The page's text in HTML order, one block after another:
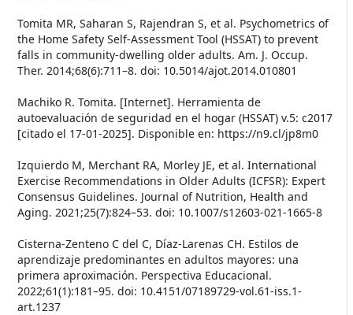
Tomita MR, Saharan S, Rajendran S, et al. Psychometrics of
the Home Safety Self-Assessment Tool (HSSAT) to prevent
falls in community-dwelling older adults. Am. J. Occup.
Ther. 2014;68(6):711–8. doi: 10.5014/ajot.2014.010801
Machiko R. Tomita. [Internet]. Herramienta de
autoevaluación de seguridad en el hogar (HSSAT) v.5: c2017
[citado el 17-01-2025]. Disponible en: https://n9.cl/jp8m0
Izquierdo M, Merchant RA, Morley JE, et al. International
Exercise Recommendations in Older Adults (ICFSR): Expert
Consensus Guidelines. Journal of Nutrition, Health and
Aging. 2021;25(7):824–53. doi: 10.1007/s12603-021-1665-8
Cisterna-Zenteno C del C, Díaz-Larenas CH. Estilos de
aprendizaje predominantes en adultos mayores: una
primera aproximación. Perspectiva Educacional.
2022;61(1):181–95. doi: 10.4151/07189729-vol.61-iss.1-
art.1237